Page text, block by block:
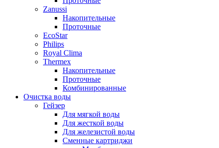
Zanussi
Накопительные
Проточные
EcoStar
Philips
Royal Clima
Thermex
Накопительные
Проточные
Комбинированные
Очистка воды
Гейзер
Для мягкой воды
Для жесткой воды
Для железистой воды
Сменные картриджи